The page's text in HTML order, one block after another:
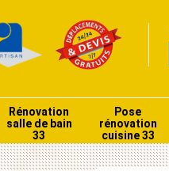
Rénovation
salle de bain
33
Pose
rénovation
cuisine 33